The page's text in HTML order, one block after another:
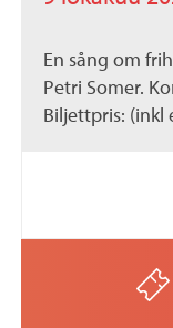
En sång om
Petri Somer.
Biljettpris: (inkl